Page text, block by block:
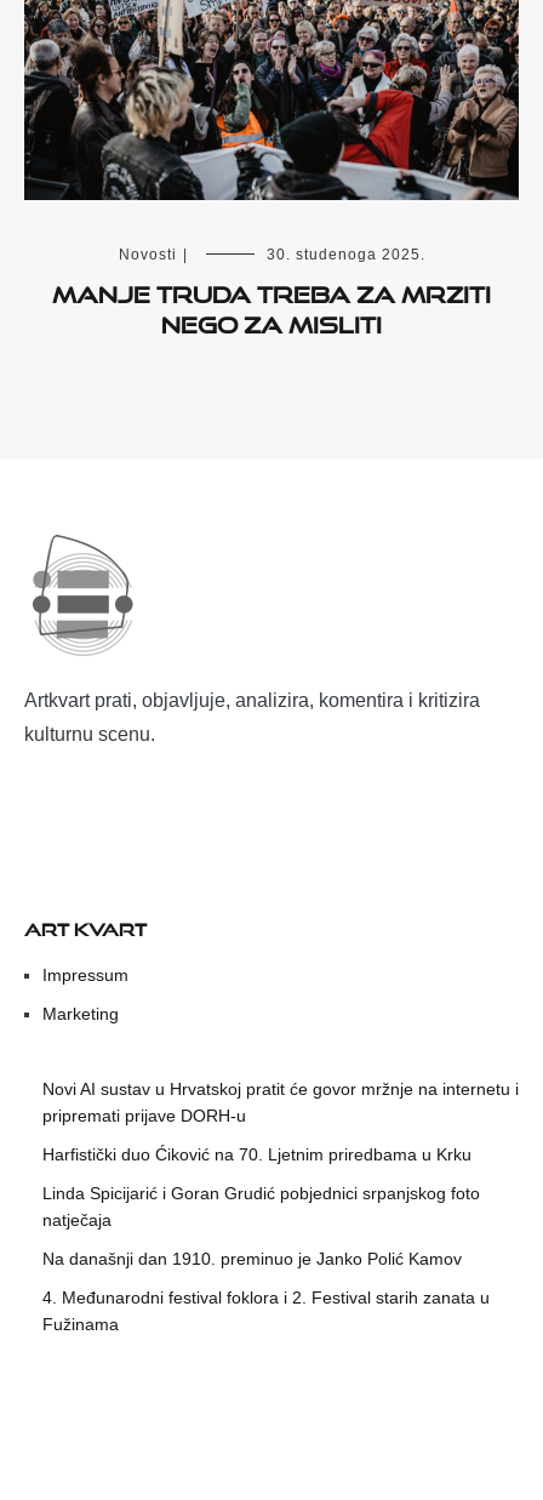
Novosti 30. studenoga 2025.
Manje truda treba za mrziti
nego za misliti
Artkvart prati, objavljuje, analizira, komentira i kritizira
kulturnu scenu.
ART KVART
Impressum
Marketing
Novi AI sustav u Hrvatskoj pratit će govor mržnje na internetu i
pripremati prijave DORH-u
Harfistički duo Ćiković na 70. Ljetnim priredbama u Krku
Linda Spicijarić i Goran Grudić pobjednici srpanjskog foto
natječaja
Na današnji dan 1910. preminuo je Janko Polić Kamov
4. Međunarodni festival foklora i 2. Festival starih zanata u
Fužinama